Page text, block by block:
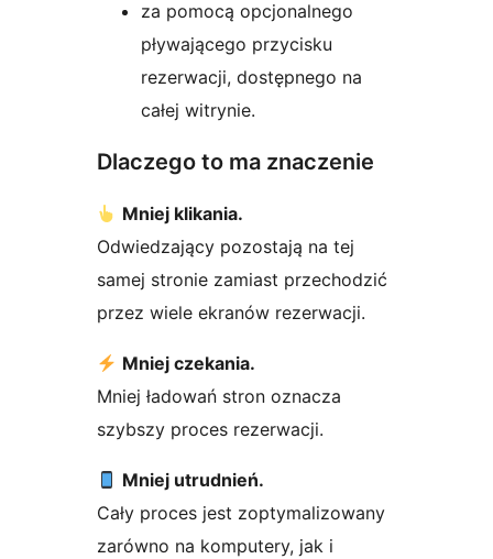
za pomocą opcjonalnego
pływającego przycisku
rezerwacji, dostępnego na
całej witrynie.
Dlaczego to ma znaczenie
Mniej klikania.
Odwiedzający pozostają na tej
samej stronie zamiast przechodzić
przez wiele ekranów rezerwacji.
Mniej czekania.
Mniej ładowań stron oznacza
szybszy proces rezerwacji.
Mniej utrudnień.
Cały proces jest zoptymalizowany
zarówno na komputery, jak i